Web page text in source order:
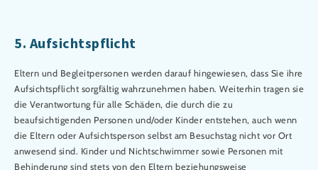
5. Aufsichtspflicht
Eltern und Begleitpersonen werden darauf hingewiesen, dass Sie ihre
Aufsichtspflicht sorgfältig wahrzunehmen haben. Weiterhin tragen sie
die Verantwortung für alle Schäden, die durch die zu
beaufsichtigenden Personen und/oder Kinder entstehen, auch wenn
die Eltern oder Aufsichtsperson selbst am Besuchstag nicht vor Ort
anwesend sind. Kinder und Nichtschwimmer sowie Personen mit
Behinderung sind stets von den Eltern beziehungsweise